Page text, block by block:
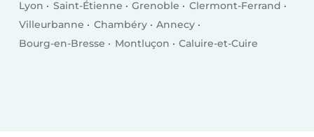
Lyon Saint-Étienne Grenoble
Clermont-Ferrand
Villeurbanne
Chambéry
Annecy
Bourg-en-Bresse
Montluçon Caluire-et-Cuire